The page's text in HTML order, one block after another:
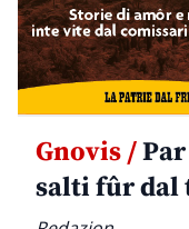
Gnovis /
salti fûr dal